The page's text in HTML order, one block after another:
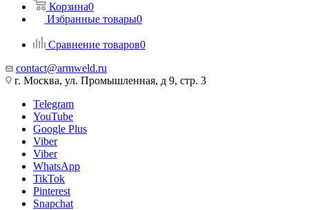
Корзина0
Избранные товары0
Сравнение товаров0
contact@armweld.ru
г. Москва, ул. Промышленная, д 9, стр. 3
Telegram
YouTube
Google Plus
Viber
Viber
WhatsApp
TikTok
Pinterest
Snapchat